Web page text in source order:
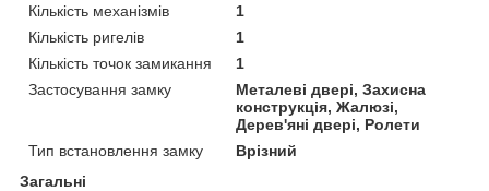
Кількість механізмів
1
Кількість ригелів
1
Кількість точок замикання
1
Застосування замку
Металеві двері, Захисна
конструкція, Жалюзі,
Дерев'яні двері, Ролети
Тип встановлення замку
Врізний
Загальні